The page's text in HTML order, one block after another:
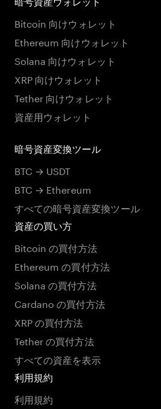
Bitcoin 向けウォレット
Ethereum 向けウォレット
Solana 向けウォレット
XRP 向けウォレット
Tether 向けウォレット
資産用ウォレット
暗号資産変換ツール
BTC → USDT
BTC → Ethereum
すべての暗号資産変換ツール
資産の買い方
Bitcoin の買付方法
Ethereum の買付方法
Solana の買付方法
Cardano の買付方法
XRP の買付方法
Tether の買付方法
すべての資産を表示
利用規約
利用規約